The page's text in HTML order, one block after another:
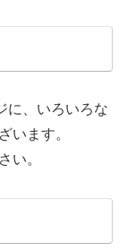
に、いろいろな
います。
い。